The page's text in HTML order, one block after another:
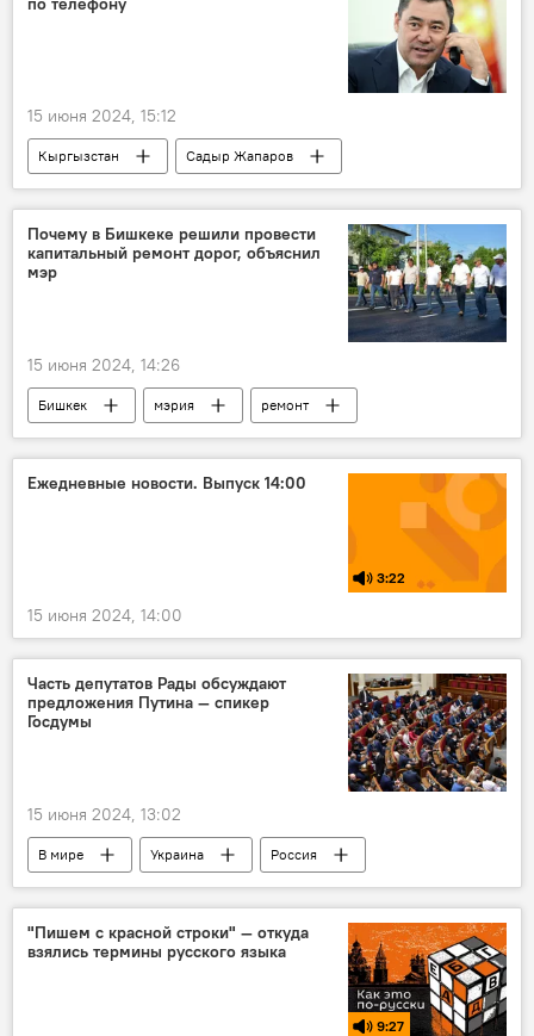
15 июня 2024, 15:12
Кыргызстан
Садыр Жапаров
Россия
Владимир Путин
переговоры
Политика
Почему в Бишкеке решили провести
капитальный ремонт дорог, объяснил
мэр
15 июня 2024, 14:26
Бишкек мэрия
ремонт
ремонт дорог
Айбек Джунушалиев
Ежедневные новости. Выпуск 14:00
3:22
15 июня 2024, 14:00
Часть депутатов Рады обсуждают
предложения Путина — спикер
Госдумы
15 июня 2024, 13:02
В мире Украина
Россия
Вячеслав Володин
Владимир Путин
Политика
предложение
Верховная рада
"Пишем с красной строки" — откуда
взялись термины русского языка
9:27